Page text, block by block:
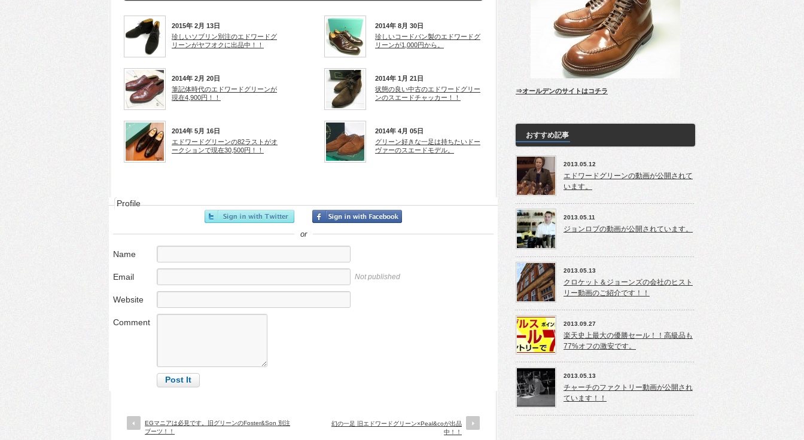
2015年 2月 13日
珍しいソブリン別注のエドワードグ
リーンがヤフオクに出品中！！
2014年 8月 30日
珍しいコードバン製のエドワードグ
リーンが1,000円から。
2014年 2月 20日
筆記体時代のエドワードグリーンが
現在4,900円！！
2014年 1月 21日
状態の良い中古のエドワードグリー
ンのスエードチャッカー！！
2014年 5月 16日
エドワードグリーンの82ラストがオ
ークションで現在30,500円！！
2014年 4月 05日
グリーン好きな一足は持ちたいドー
ヴァーのスエードモデル。
Profile
or
Name
Email Not published
Website
Comment
EGマニアは必見です。旧グリーンのFoster&Son 別注
ブーツ！！
幻の一足 旧エドワードグリーン×Peal&coが出品
中！！
⇒オールデンのサイトはコチラ
おすすめ記事
2013.05.12
エドワードグリーンの動画が公開されて
います。
2013.05.11
ジョンロブの動画が公開されています。
2013.05.13
クロケット＆ジョーンズの会社のヒスト
リー動画のご紹介です！！
2013.09.27
楽天史上最大の優勝セール！！高級品も
77%オフの激安です。
2013.05.13
チャーチのファクトリー動画が公開され
ています！！